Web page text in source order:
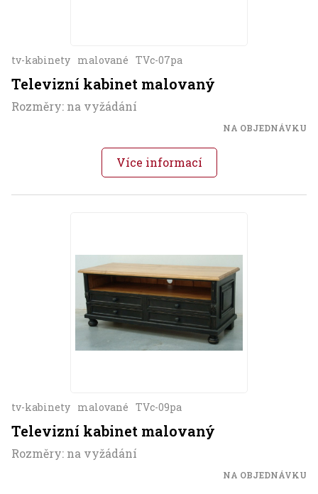
tv-kabinety malované TVc-07pa
Televizní kabinet malovaný
Rozměry: na vyžádání
NA OBJEDNÁVKU
Více informací
tv-kabinety malované TVc-09pa
Televizní kabinet malovaný
Rozměry: na vyžádání
NA OBJEDNÁVKU